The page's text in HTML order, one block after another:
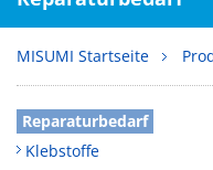
MISUMI Startseite
Reparaturbedarf
Klebstoffe